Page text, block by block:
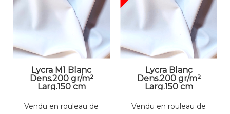
Lycra M1 Blanc
Dens.200 gr/m²
Larg.150 cm
Vendu en rouleau de
Lycra Blanc
Dens.200 gr/m²
Larg.150 cm
Vendu en rouleau de